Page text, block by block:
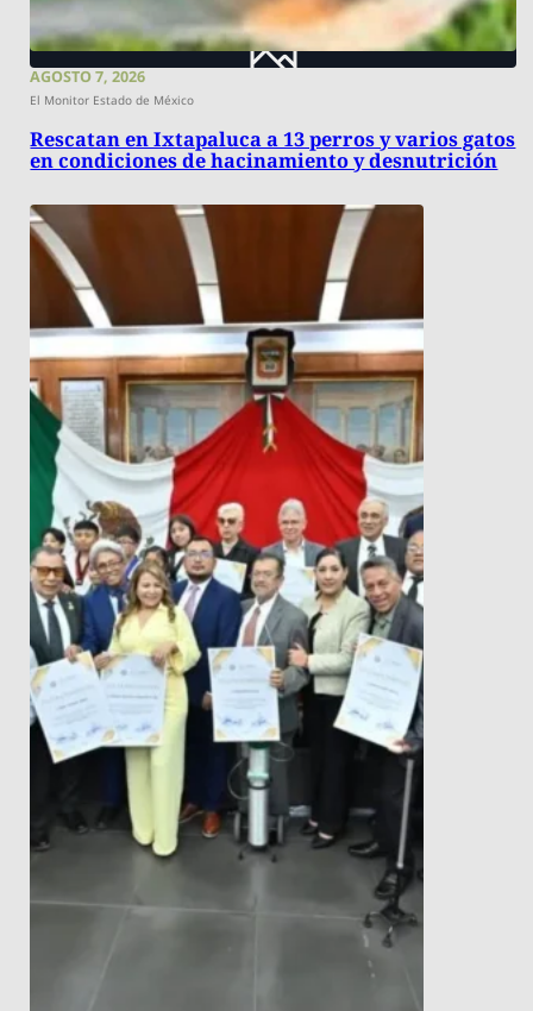
AGOSTO 7, 2026
El Monitor Estado de México
Rescatan en Ixtapaluca a 13 perros y varios gatos
en condiciones de hacinamiento y desnutrición